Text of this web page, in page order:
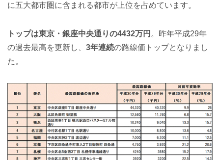
に五大都市圏に含まれる都市が上位を占めています。
トップは東京・銀座中央通りの4432万円 。昨年平成29年
の過去最高を更新し、 3年連続の路線価トップとなりまし
た。